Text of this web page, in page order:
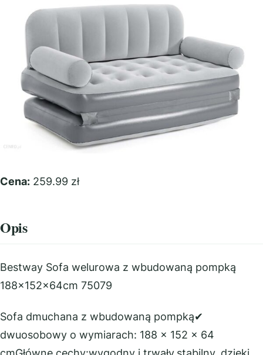
Cena: 259.99 zł
Opis
Bestway Sofa welurowa z wbudowaną pompką
188x152x64cm 75079
Sofa dmuchana z wbudowaną pompką✔
dwuosobowy o wymiarach: 188 x 152 x 64